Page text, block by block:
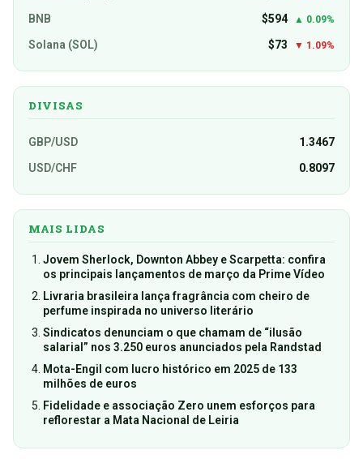
BNB $594 ▲ 0.09%
Solana (SOL) $73 ▼ 1.09%
DIVISAS
GBP/USD
1.3467
USD/CHF
0.8097
MAIS LIDAS
Jovem Sherlock, Downton Abbey e Scarpetta: confira
os principais lançamentos de março da Prime Vídeo
Livraria brasileira lança fragrância com cheiro de
perfume inspirada no universo literário
Sindicatos denunciam o que chamam de “ilusão
salarial” nos 3.250 euros anunciados pela Randstad
Mota-Engil com lucro histórico em 2025 de 133
milhões de euros
Fidelidade e associação Zero unem esforços para
reflorestar a Mata Nacional de Leiria